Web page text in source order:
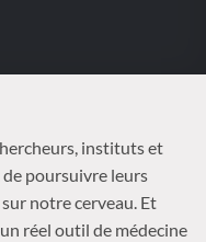
instituts et
poursuivre leurs
notre cerveau. Et
réel outil de médecine